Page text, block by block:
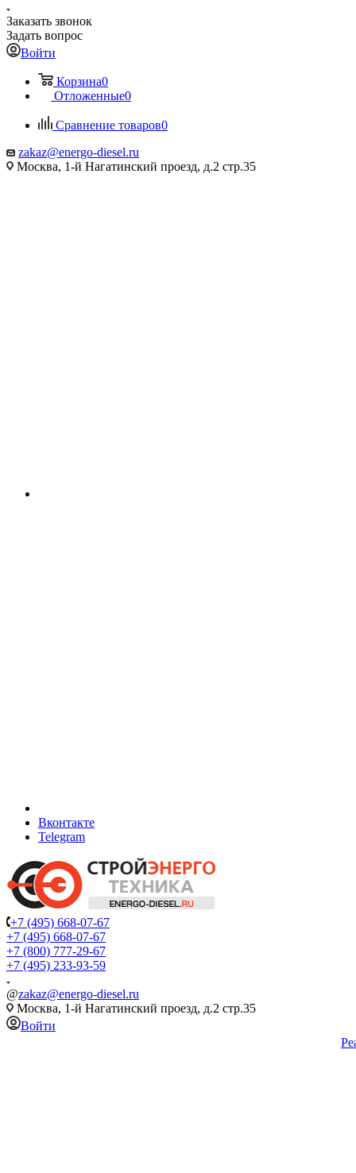
Заказать звонок
Задать вопрос
Войти
Корзина0
Отложенные0
Сравнение товаров0
zakaz@energo-diesel.ru
Москва, 1-й Нагатинский проезд, д.2 стр.35
Вконтакте
Telegram
+7 (495) 668-07-67
+7 (495) 668-07-67
+7 (800) 777-29-67
+7 (495) 233-93-59
@zakaz@energo-diesel.ru
Москва, 1-й Нагатинский проезд, д.2 стр.35
Войти